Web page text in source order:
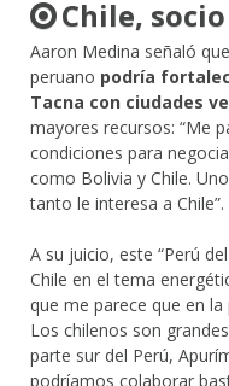
Chile,
Aaron Medina señaló
peruano podría
Tacna con ciudades
mayores recursos: “Me
condiciones para
como Bolivia y Chile.
tanto le interesa a Chile”.
A su juicio, este “Perú
Chile en el tema
que me parece que en
Los chilenos son
parte sur del Perú,
podríamos colaborar